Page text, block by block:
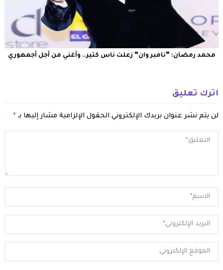
محمد رمضان: “نامبر وان” زعلت ناس كتير.. وأغني من أجل أجمهوري
اترك تعليق
لن يتم نشر عنوان بريدك الإلكتروني.الحقول الإلزامية مشار إليها بـ *